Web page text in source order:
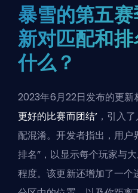
暴雪的第五
新对匹配和
什么？
2023年6月22日发布的更新
更好的比赛而团结’，引入
配混淆。开发者指出，用户
排名”，以显示每个玩家与
程度。该更新还增加了一